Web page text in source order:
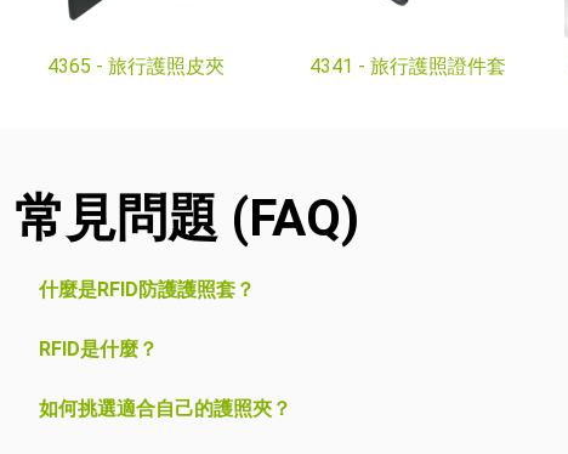
4365 - 旅行護照皮夾 4341 - 旅行護照證件套
常見問題 (FAQ)
什麼是RFID防護護照套？
RFID是什麼？
如何挑選適合自己的護照夾？